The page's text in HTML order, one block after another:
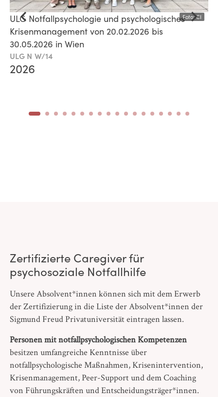
Foto: CI
ULG Notfallpsychologie und psychologisches
Krisenmanagement von 20.02.2026 bis
30.05.2026 in Wien
ULG N W/14
2026
Zertifizierte Caregiver für
psychosoziale Notfallhilfe
Unsere Absolvent*innen können sich mit dem Erwerb
der Zertifizierung in die Liste der Absolvent*innen der
Sigmund Freud Privatuniversität eintragen lassen.
Personen mit notfallpsychologischen Kompetenzen
besitzen umfangreiche Kenntnisse über
notfallpsychologische Maßnahmen, Krisenintervention,
Krisenmanagement, Peer-Support und dem Coaching
von Führungskräften und Entscheidungsträger*innen.